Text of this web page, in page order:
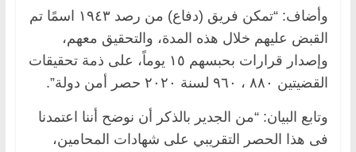
وأضاف: “تمكن فريق (دفاع) من رصد ١٩٤٣ اسمًا تم
القبض عليهم خلال هذه المدة، والتحقيق معهم،
وإصدار قرارات بحبسهم ١٥ يوماً، على ذمة تحقيقات
القضيتين ٨٨٠ ، ٩٦٠ لسنة ٢٠٢٠ حصر أمن دولة”.
وتابع البيان: “من الجدير بالذكر أن نوضح أننا اعتمدنا
فى هذا الحصر التقريبي على شهادات المحامين،